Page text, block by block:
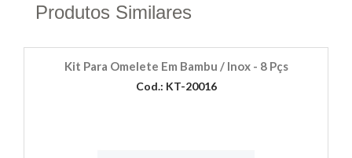
Produtos Similares
Kit Para Omelete Em Bambu / Inox - 8 Pçs
Cod.: KT-20016